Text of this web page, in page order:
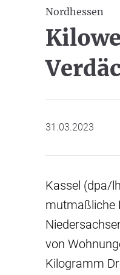
Nordhessen
31.03.2023
Kassel (dpa/
mutmaßliche
von
Kilogramm